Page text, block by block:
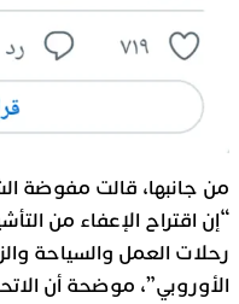
من جانبها، قالت مفوضة
“إن اقتراح الإعفاء من
رحلات العمل والسياحة
الأوروبي”، موضحة أن